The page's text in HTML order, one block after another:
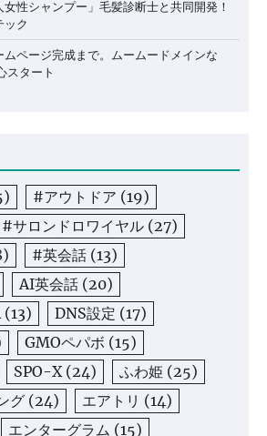
女性シャンプー」毛髪診断士と共同開発！
ック
ムページ完成まで。ムームードメインな
スタート
#アウトドア (19)
#サロンドロワイヤル (27)
#英会話 (13)
AI英会話 (20)
(13) DNS設定 (17)
GMOペパボ (15)
SPO-X (24) ふわ姫 (25)
グ (24) エアトリ (14)
エンターグラム (15)